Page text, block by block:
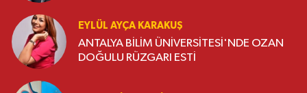
EYLÜL AYÇA KARAKUŞ
ANTALYA BİLİM ÜNİVERSİTESİ'NDE OZAN
DOĞULU RÜZGARI ESTİ